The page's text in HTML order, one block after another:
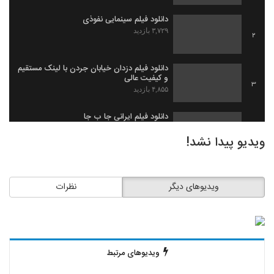
2
دانلود فیلم سینمایی نفوذی
۳,۷۲۹ بازدید
3
دانلود فیلم دزدان خیابان جردن با لینک مستقیم
و کیفیت عالی
۴,۸۵۵ بازدید
دانلود فیلم ایرانی جا ب جا
جرموز
دانلود فیلم بیچاره ها
ویدیو پیدا نشد!
نظرات ویدیوهای دیگر
ویدیوهای مرتبط